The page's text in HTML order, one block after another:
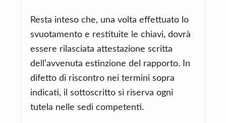
Resta inteso che, una volta effettuato lo
svuotamento e restituite le chiavi, dovrà
essere rilasciata attestazione scritta
dell’avvenuta estinzione del rapporto. In
difetto di riscontro nei termini sopra
indicati, il sottoscritto si riserva ogni
tutela nelle sedi competenti.